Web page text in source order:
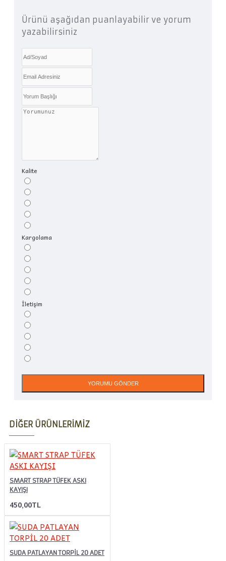
Ürünü aşağıdan puanlayabilir ve yorum
yazabilirsiniz
Kalite
Kargolama
İletişim
YORUMU GÖNDER
DIĞER ÜRÜNLERIMIZ
SMART STRAP TÜFEK ASKI
KAYIŞI
450,00TL
SUDA PATLAYAN TORPİL 20 ADET